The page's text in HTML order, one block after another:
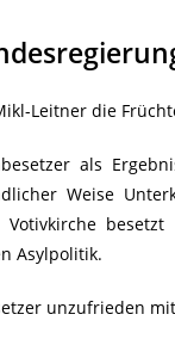
Leitner die
als
Weise
Asylpolitik.
unzufrieden